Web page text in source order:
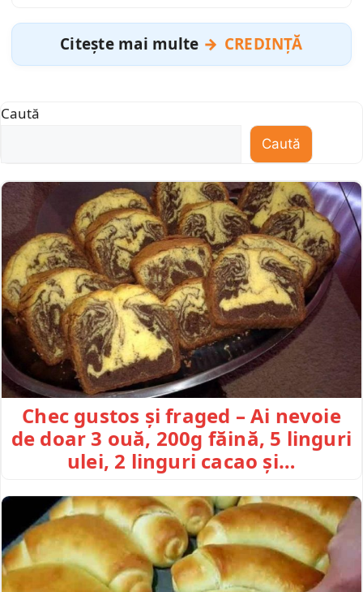
Citește mai multe CREDINȚĂ
Caută
Caută
Chec gustos și fraged – Ai nevoie
de doar 3 ouă, 200g făină, 5 linguri
ulei, 2 linguri cacao și…